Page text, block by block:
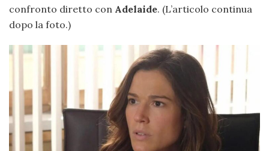
confronto diretto con Adelaide. (L’articolo continua
dopo la foto.)